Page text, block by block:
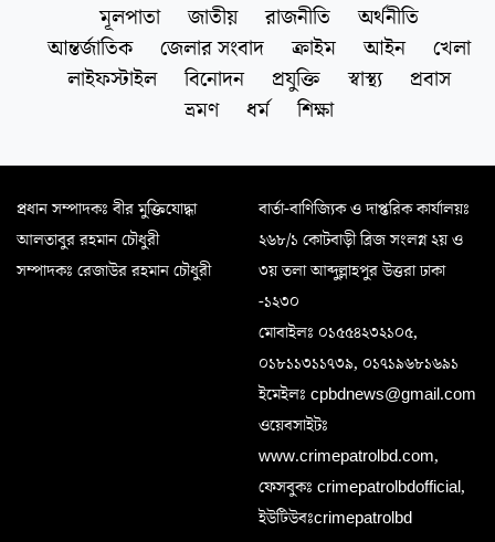
মূলপাতা জাতীয় রাজনীতি
অর্থনীতি
আন্তর্জাতিক
জেলার সংবাদ ক্রাইম আইন
খেলা
লাইফস্টাইল
বিনোদন প্রযুক্তি স্বাস্থ্য
প্রবাস
ভ্রমণ
ধর্ম শিক্ষা
প্রধান সম্পাদকঃ বীর মুক্তিযোদ্ধা
আলতাবুর রহমান চৌধুরী
সম্পাদকঃ রেজাউর রহমান চৌধুরী
বার্তা-বাণিজ্যিক ও দাপ্তরিক কার্যালয়ঃ
২৬৮/১ কোটবাড়ী ব্রিজ সংলগ্ন ২য় ও
৩য় তলা আব্দুল্লাহপুর উত্তরা ঢাকা
-১২৩০
মোবাইলঃ ০১৫৫৪২৩২১০৫,
০১৮১১৩১১৭৩৯, ০১৭১৯৬৮১৬৯১
ইমেইলঃ cpbdnews@gmail.com
ওয়েবসাইটঃ
www.crimepatrolbd.com,
ফেসবুকঃ crimepatrolbdofficial,
ইউটিউবঃcrimepatrolbd